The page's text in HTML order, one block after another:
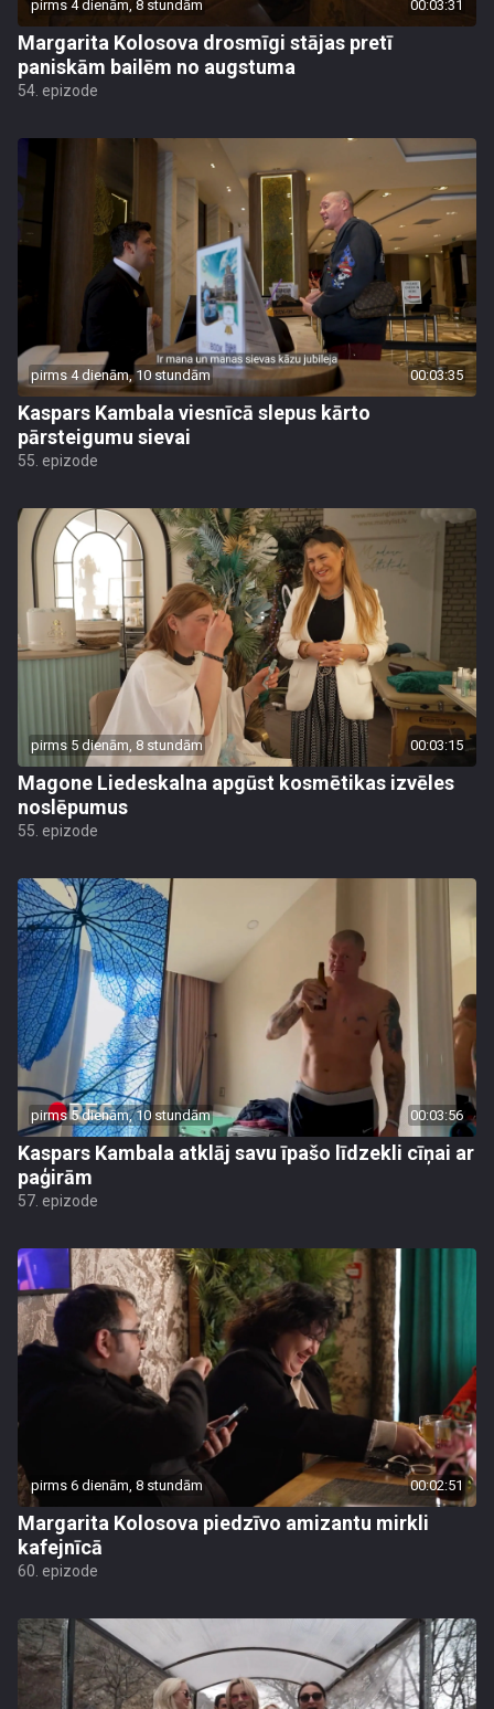
pirms 4 dienām, 8 stundām 00:03:31
Margarita Kolosova drosmīgi stājas pretī
paniskām bailēm no augstuma
54. epizode
pirms 4 dienām, 10 stundām 00:03:35
Kaspars Kambala viesnīcā slepus kārto
pārsteigumu sievai
55. epizode
pirms 5 dienām, 8 stundām 00:03:15
Magone Liedeskalna apgūst kosmētikas izvēles
noslēpumus
55. epizode
pirms 5 dienām, 10 stundām 00:03:56
Kaspars Kambala atklāj savu īpašo līdzekli cīņai ar
paģirām
57. epizode
pirms 6 dienām, 8 stundām 00:02:51
Margarita Kolosova piedzīvo amizantu mirkli
kafejnīcā
60. epizode